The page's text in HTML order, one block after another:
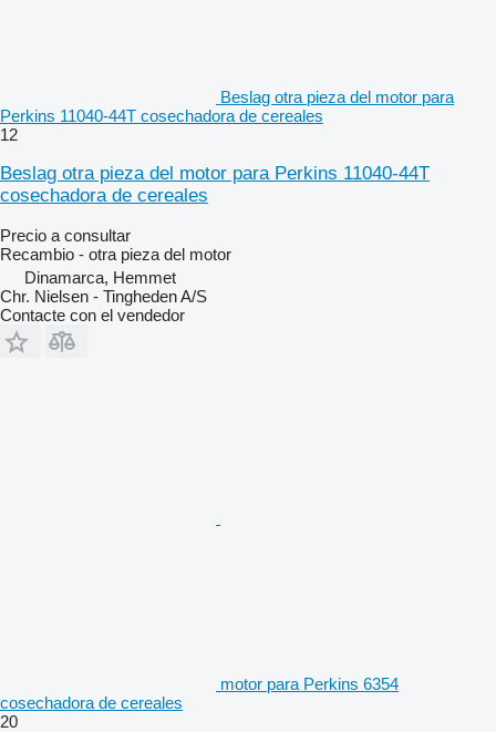
Beslag otra pieza del motor para
Perkins 11040-44T cosechadora de cereales
12
Beslag otra pieza del motor para Perkins 11040-44T
cosechadora de cereales
Precio a consultar
Recambio - otra pieza del motor
Dinamarca, Hemmet
Chr. Nielsen - Tingheden A/S
Contacte con el vendedor
motor para Perkins 6354
cosechadora de cereales
20